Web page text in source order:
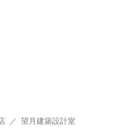
／ 望月建築設計室